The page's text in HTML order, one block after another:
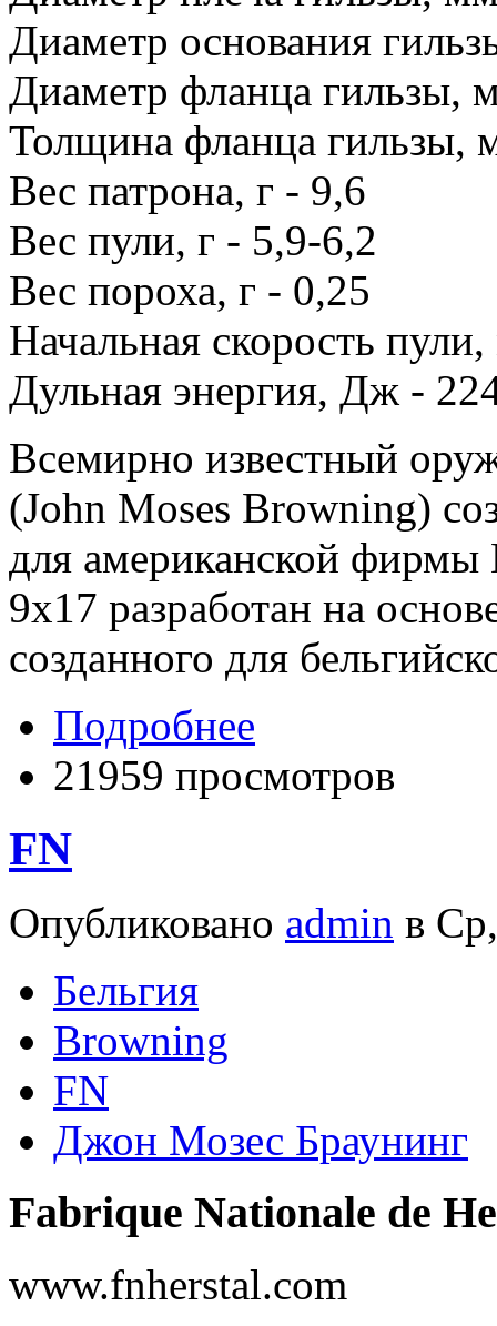
Диаметр основания
Диаметр фланца гильзы,
Толщина фланца гильзы,
Вес патрона, г - 9,6
Вес пули, г - 5,9-6,2
Вес пороха, г - 0,25
Начальная скорость
Дульная энергия, Дж -
Всемирно известный
(John Moses Browning)
для американской фирмы
9x17 разработан на
созданного для
Подробнее
21959 просмотров
FN
Опубликовано admin в
Бельгия
Browning
FN
Джон Мозес Браунинг
Fabrique Nationale de
www.fnherstal.com